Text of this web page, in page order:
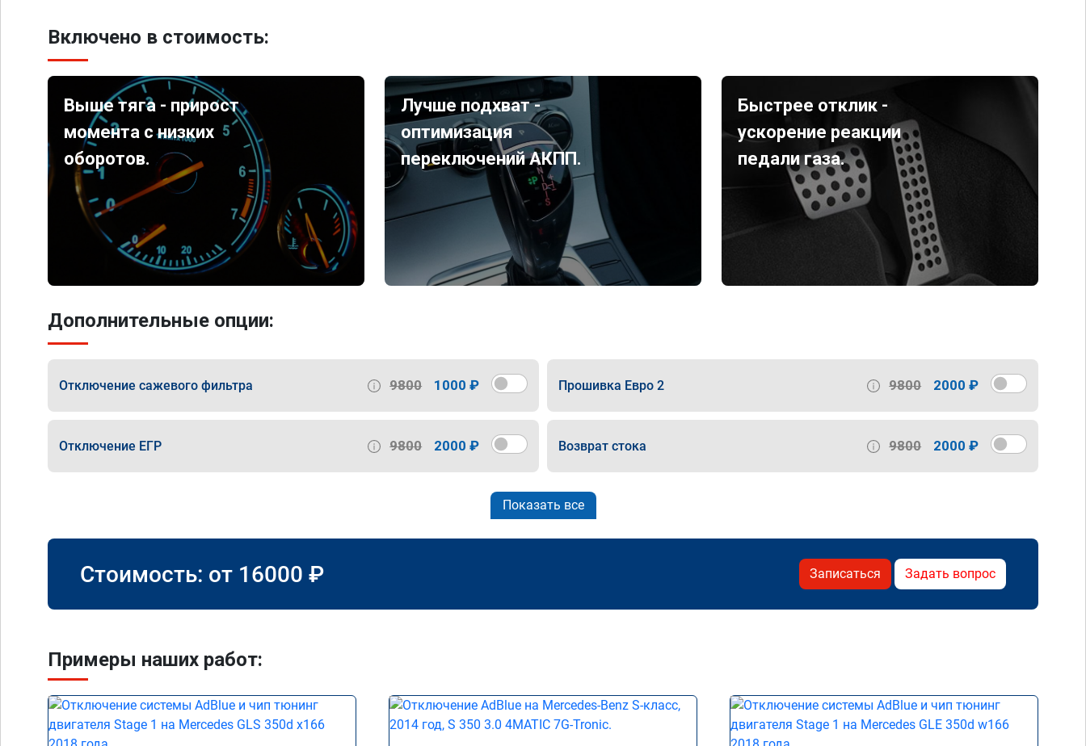
Включено в стоимость:
Выше тяга - прирост
момента с низких
оборотов.
Лучше подхват -
оптимизация
переключений АКПП.
Быстрее отклик -
ускорение реакции
педали газа.
Дополнительные опции:
Отключение сажевого фильтра 9800 1000 ₽ Прошивка Евро 2 9800 2000 ₽
Отключение ЕГР 9800 2000 ₽ Возврат стока 9800 2000 ₽
Показать все
Стоимость: от 16000 ₽ Записаться Задать вопрос
Примеры наших работ: